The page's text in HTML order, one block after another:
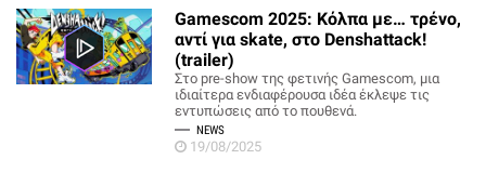
Gamescom 2025: Κόλπα με… τρένο,
αντί για skate, στο Denshattack!
(trailer)
Στο pre-show της φετινής Gamescom, μια
ιδιαίτερα ενδιαφέρουσα ιδέα έκλεψε τις
εντυπώσεις από το πουθενά.
NEWS
19/08/2025